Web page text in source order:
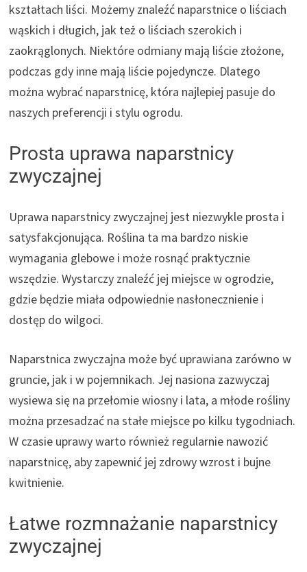
kształtach liści. Możemy znaleźć naparstnice o liściach
wąskich i długich, jak też o liściach szerokich i
zaokrąglonych. Niektóre odmiany mają liście złożone,
podczas gdy inne mają liście pojedyncze. Dlatego
można wybrać naparstnicę, która najlepiej pasuje do
naszych preferencji i stylu ogrodu.
Prosta uprawa naparstnicy
zwyczajnej
Uprawa naparstnicy zwyczajnej jest niezwykle prosta i
satysfakcjonująca. Roślina ta ma bardzo niskie
wymagania glebowe i może rosnąć praktycznie
wszędzie. Wystarczy znaleźć jej miejsce w ogrodzie,
gdzie będzie miała odpowiednie nasłonecznienie i
dostęp do wilgoci.
Naparstnica zwyczajna może być uprawiana zarówno w
gruncie, jak i w pojemnikach. Jej nasiona zazwyczaj
wysiewa się na przełomie wiosny i lata, a młode rośliny
można przesadzać na stałe miejsce po kilku tygodniach.
W czasie uprawy warto również regularnie nawozić
naparstnicę, aby zapewnić jej zdrowy wzrost i bujne
kwitnienie.
Łatwe rozmnażanie naparstnicy
zwyczajnej